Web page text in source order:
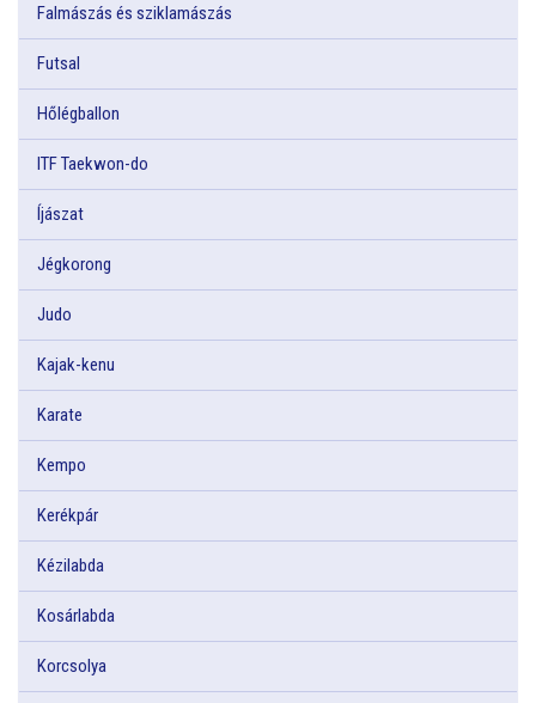
Falmászás és sziklamászás
Futsal
Hőlégballon
ITF Taekwon-do
Íjászat
Jégkorong
Judo
Kajak-kenu
Karate
Kempo
Kerékpár
Kézilabda
Kosárlabda
Korcsolya